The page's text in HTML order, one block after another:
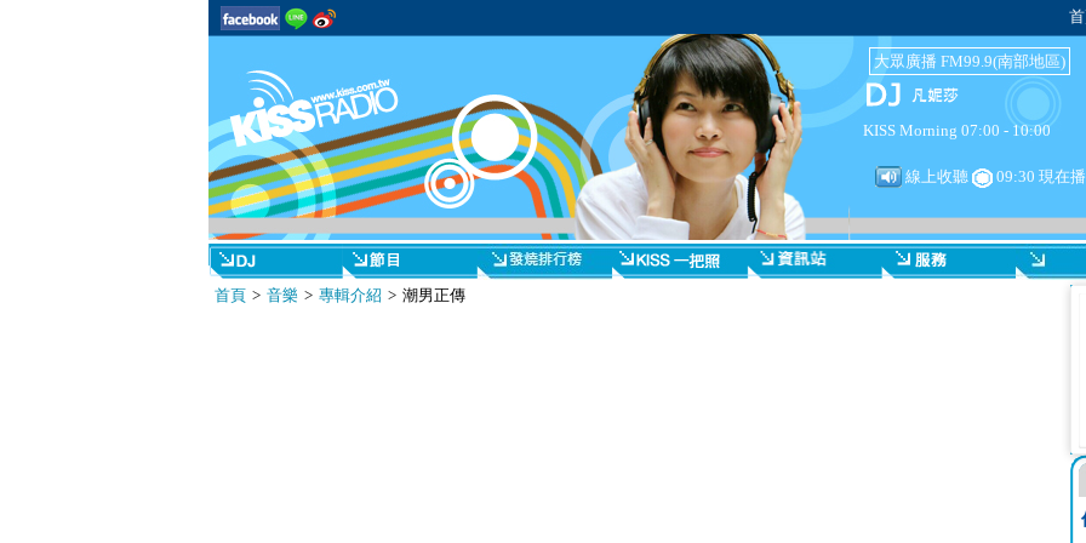
大眾廣播 FM99.9(南部地區)
KISS Morning 07:00 - 10:00
線上收聽 09:30 現在播
首頁> 音樂> 專輯介紹 > 潮男正傳